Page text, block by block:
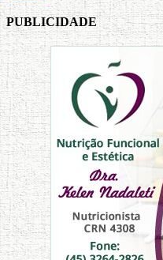
PUBLICIDADE